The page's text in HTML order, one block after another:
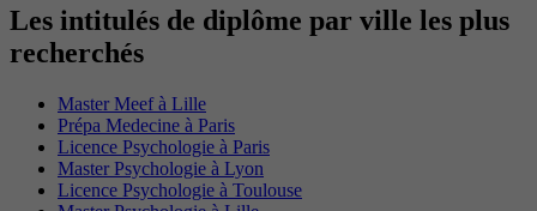
Les intitulés de diplôme par ville les plus
recherchés
Master Meef à Lille
Prépa Medecine à Paris
Licence Psychologie à Paris
Master Psychologie à Lyon
Licence Psychologie à Toulouse